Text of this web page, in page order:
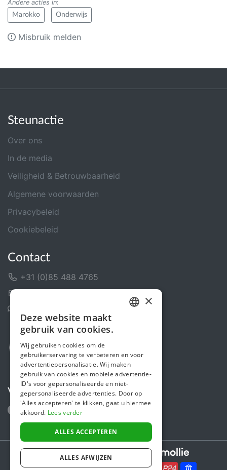
Andere acties in:
Marokko Onderwijs
Misbruik melden
Steunactie
Over ons
In de media
Veiligheid & Betrouwbaarheid
Algemene voorwaarden
Privacybeleid
Cookiebeleid
Contact
+31 (0)85 488 4765
Volg ons
Secure payments powered by
ENGLISH
×
Deze website maakt
gebruik van cookies.
Wij gebruiken cookies om de
gebruikerservaring te verbeteren en voor
advertentiepersonalisatie. Wij maken
gebruik van cookies en mobiele advertentie-
ID's voor gepersonaliseerde en niet-
gepersonaliseerde advertenties. Door op
'Alles accepteren' te klikken, gaat u hiermee
akkoord. Lees verder
ALLES ACCEPTEREN
ALLES AFWIJZEN